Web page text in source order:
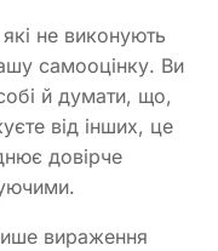
не виконують
самооцінку. Ви
й думати, що,
від інших, це
довірче
вираження